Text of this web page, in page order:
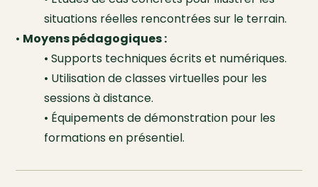
situations réelles rencontrées sur le terrain.
• Moyens pédagogiques :
• Supports techniques écrits et numériques.
• Utilisation de classes virtuelles pour les
sessions à distance.
• Équipements de démonstration pour les
formations en présentiel.